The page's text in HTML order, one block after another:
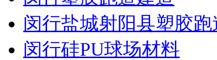
闵行盐城射阳县塑胶跑
闵行硅PU球场材料